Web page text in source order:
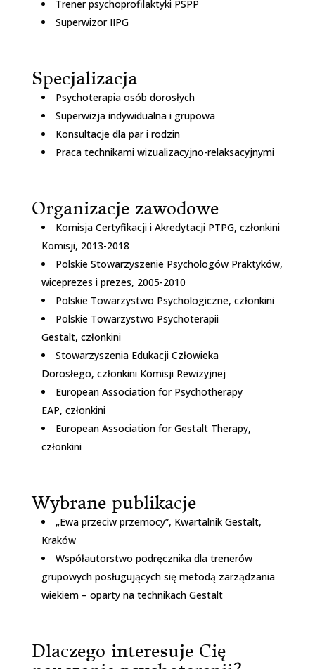
Trener psychoprofilaktyki PSPP
Superwizor IIPG
Specjalizacja
Psychoterapia osób dorosłych
Superwizja indywidualna i grupowa
Konsultacje dla par i rodzin
Praca technikami wizualizacyjno-relaksacyjnymi
Organizacje zawodowe
Komisja Certyfikacji i Akredytacji PTPG, członkini
Komisji, 2013-2018
Polskie Stowarzyszenie Psychologów Praktyków,
wiceprezes i prezes, 2005-2010
Polskie Towarzystwo Psychologiczne, członkini
Polskie Towarzystwo Psychoterapii
Gestalt, członkini
Stowarzyszenia Edukacji Człowieka
Dorosłego, członkini Komisji Rewizyjnej
European Association for Psychotherapy
EAP, członkini
European Association for Gestalt Therapy,
członkini
Wybrane publikacje
„Ewa przeciw przemocy”, Kwartalnik Gestalt,
Kraków
Współautorstwo podręcznika dla trenerów
grupowych posługujących się metodą zarządzania
wiekiem – oparty na technikach Gestalt
Dlaczego interesuje Cię